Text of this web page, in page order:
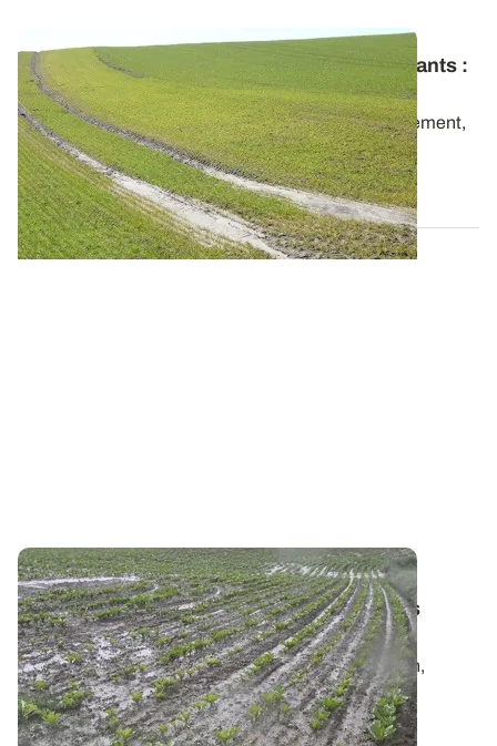
Transfert de produits phytos - Limons battants :
attention au ruissellement
Les limons battants sont souvent sujets au ruissellement,
qui favorise le transfert de...
26 DÉC. 2013
Risques de transfert phytosanitaire - Sols
hydromorphes : raisonner les applications
herbicides
Les sols hydromorphes, qu’ils soient drainés ou non,
présentent des risques de transfert...
03 JANV. 2013